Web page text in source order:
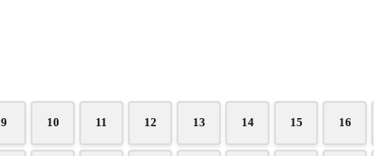
9 10 11 12 13 14 15 16